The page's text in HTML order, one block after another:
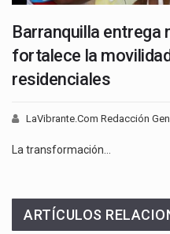
Barranquilla entrega
fortalece la
residenciales
LaVibrante.Com Redacción
La transformación…
ARTÍCULOS